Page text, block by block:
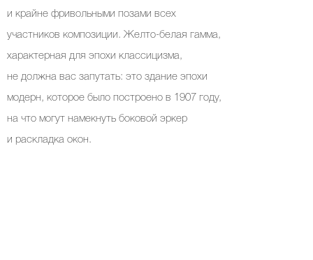
и крайне фривольными позами всех
участников композиции. Желто-белая гамма,
характерная для эпохи классицизма,
не должна вас запутать: это здание эпохи
модерн, которое было построено в 1907 году,
на что могут намекнуть боковой эркер
и раскладка окон.